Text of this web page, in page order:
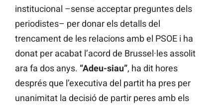
institucional –sense acceptar preguntes dels
periodistes– per donar els detalls del
trencament de les relacions amb el PSOE i ha
donat per acabat l’acord de Brussel·les assolit
ara fa dos anys. “Adeu-siau”, ha dit hores
després que l’executiva del partit ha pres per
unanimitat la decisió de partir peres amb els